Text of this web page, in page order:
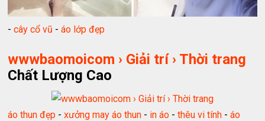
-cây cổ vũ -áo lớp đẹp
wwwbaomoicom › Giải trí › Thời trang
Chất Lượng Cao
áo thun đẹp -xưởng may áo thun - in áo -thêu vi tính -áo